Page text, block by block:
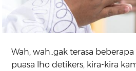
Wah, wah..gak terasa
puasa lho detikers, kira-kira